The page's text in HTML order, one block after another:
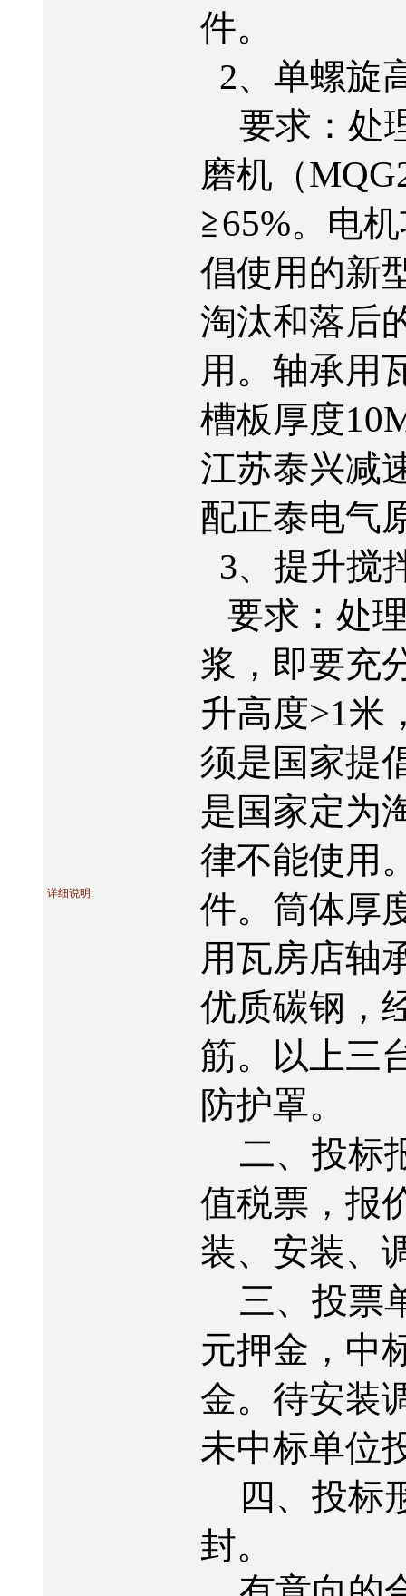
详细说明:
件。
2、单螺旋
要求：处
磨机（
≧65%。电
倡使用的新
淘汰和落后
用。轴承用
槽板厚度
江苏泰兴减
配正泰电气
3、提升搅
要求：处
浆，即要充
升高度>1米
须是国家提
是国家定为
律不能使用
件。筒体厚
用瓦房店轴
优质碳钢，
筋。以上三
防护罩。
二、投标
值税票，报
装、安装、
三、投票
元押金，中
金。待安装
未中标单位
四、投标
封。